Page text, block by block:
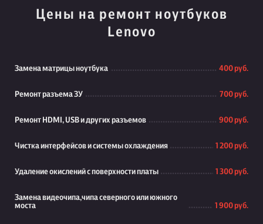
Цены на ремонт ноутбуков
Lenovo
Замена матрицы ноутбука 400 руб.
Ремонт разъема ЗУ 700 руб.
Ремонт HDMI, USB и других разъемов 900 руб.
Чистка интерфейсов и системы охлаждения 1 200 руб.
Удаление окислений с поверхности платы 1 300 руб.
Замена видеочипа,чипа северного или южного
моста
1 900 руб.